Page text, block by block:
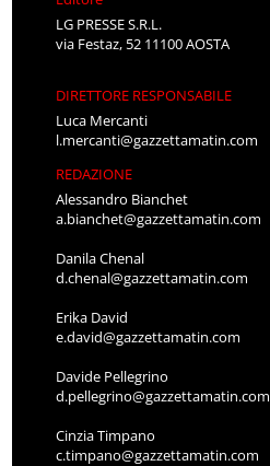
LG PRESSE S.R.L.
via Festaz, 52 11100 AOSTA
DIRETTORE RESPONSABILE
Luca Mercanti
l.mercanti@gazzettamatin.com
REDAZIONE
Alessandro Bianchet
a.bianchet@gazzettamatin.com
Danila Chenal
d.chenal@gazzettamatin.com
Erika David
e.david@gazzettamatin.com
Davide Pellegrino
d.pellegrino@gazzettamatin.com
Cinzia Timpano
c.timpano@gazzettamatin.com